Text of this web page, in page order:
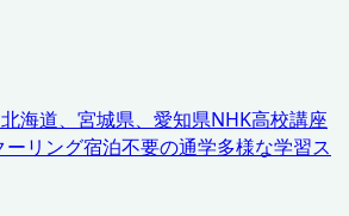
海道、宮城県、愛知県NHK高校講座
ーリング宿泊不要の通学多様な学習ス